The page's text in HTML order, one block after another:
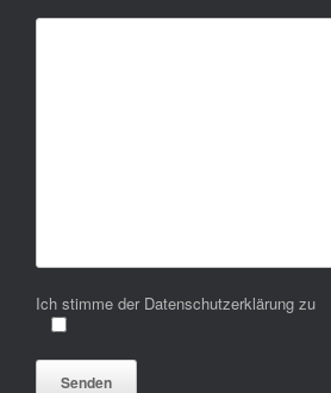
Ich stimme der Datenschutzerklärung zu
Bitte lasse dieses Feld leer.